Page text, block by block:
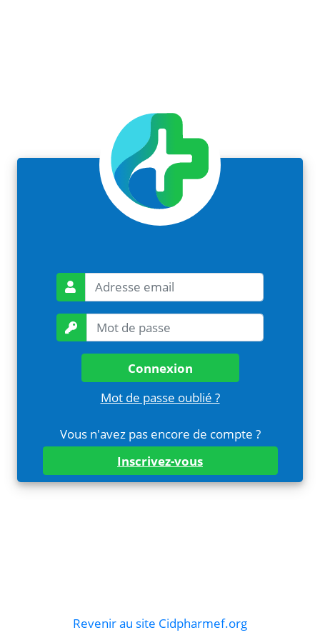
Connexion
Mot de passe oublié ?
Vous n'avez pas encore de compte ?
Inscrivez-vous
Revenir au site Cidpharmef.org